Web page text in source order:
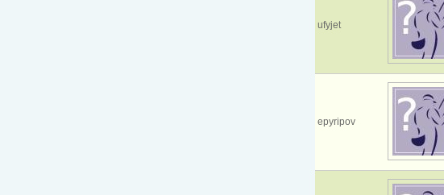
ufyjet
epyripov